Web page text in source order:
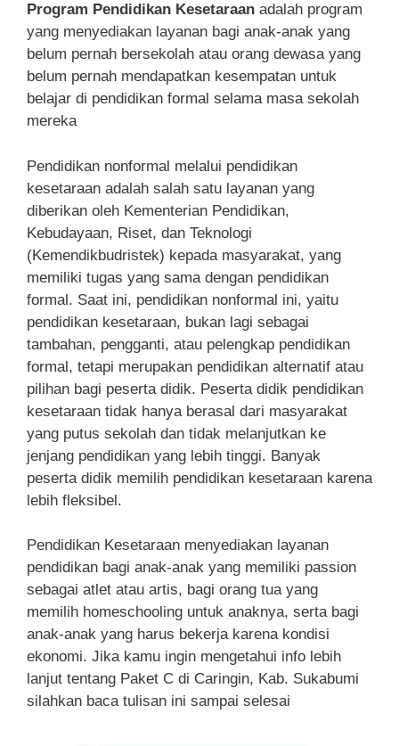
Program Pendidikan Kesetaraan adalah program
yang menyediakan layanan bagi anak-anak yang
belum pernah bersekolah atau orang dewasa yang
belum pernah mendapatkan kesempatan untuk
belajar di pendidikan formal selama masa sekolah
mereka
Pendidikan nonformal melalui pendidikan
kesetaraan adalah salah satu layanan yang
diberikan oleh Kementerian Pendidikan,
Kebudayaan, Riset, dan Teknologi
(Kemendikbudristek) kepada masyarakat, yang
memiliki tugas yang sama dengan pendidikan
formal. Saat ini, pendidikan nonformal ini, yaitu
pendidikan kesetaraan, bukan lagi sebagai
tambahan, pengganti, atau pelengkap pendidikan
formal, tetapi merupakan pendidikan alternatif atau
pilihan bagi peserta didik. Peserta didik pendidikan
kesetaraan tidak hanya berasal dari masyarakat
yang putus sekolah dan tidak melanjutkan ke
jenjang pendidikan yang lebih tinggi. Banyak
peserta didik memilih pendidikan kesetaraan karena
lebih fleksibel.
Pendidikan Kesetaraan menyediakan layanan
pendidikan bagi anak-anak yang memiliki passion
sebagai atlet atau artis, bagi orang tua yang
memilih homeschooling untuk anaknya, serta bagi
anak-anak yang harus bekerja karena kondisi
ekonomi. Jika kamu ingin mengetahui info lebih
lanjut tentang Paket C di Caringin, Kab. Sukabumi
silahkan baca tulisan ini sampai selesai